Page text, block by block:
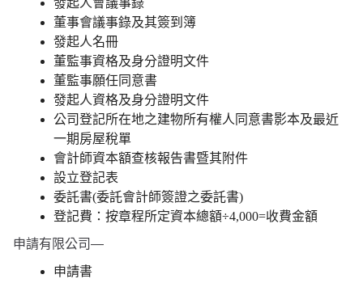
發起人會議事錄
董事會議事錄及其簽到簿
發起人名冊
董監事資格及身分證明文件
董監事願任同意書
發起人資格及身分證明文件
公司登記所在地之建物所有權人同意書影本及最近
一期房屋稅單
會計師資本額查核報告書暨其附件
設立登記表
委託書(委託會計師簽證之委託書)
登記費：按章程所定資本總額÷4,000=收費金額
申請有限公司—
申請書